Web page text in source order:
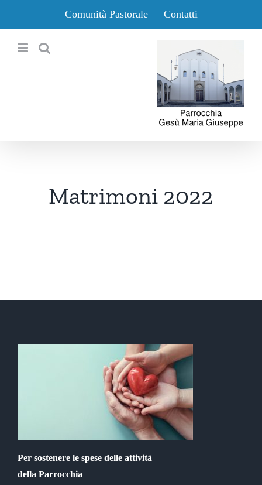
Comunità Pastorale Contatti
Matrimoni 2022
Per sostenere le spese delle attività
della Parrocchia